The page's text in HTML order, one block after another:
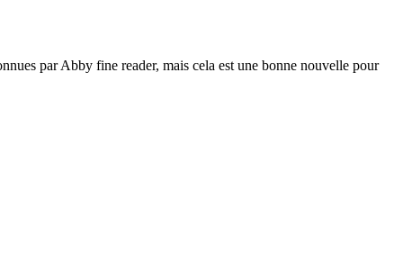
par Abby fine reader, mais cela est une bonne nouvelle pour